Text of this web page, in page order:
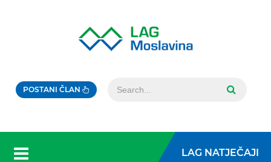
POSTANI ČLAN
LAG NATJEČAJI